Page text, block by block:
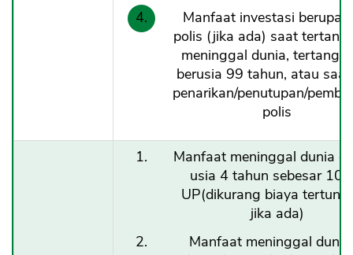
Manfaat investasi berupa
polis (jika ada) saat
meninggal dunia,
berusia 99 tahun, atau
penarikan/penutupan/
polis
Manfaat meninggal dunia
usia 4 tahun sebesar
UP(dikurang biaya
jika ada)
Manfaat meninggal